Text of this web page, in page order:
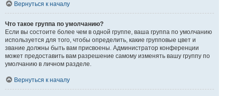
Вернуться к началу
Что такое группа по умолчанию?
Если вы состоите более чем в одной группе, ваша группа по умолчанию
используется для того, чтобы определить, какие групповые цвет и
звание должны быть вам присвоены. Администратор конференции
может предоставить вам разрешение самому изменять вашу группу по
умолчанию в личном разделе.
Вернуться к началу